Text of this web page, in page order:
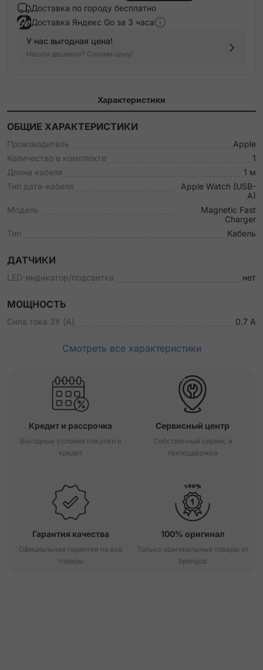
Доставка по городу бесплатно
Доставка Яндекс Go за 3 часа
У нас выгодная цена!
Нашли дешевле? Снизим цену!
Характеристики
ОБЩИЕ ХАРАКТЕРИСТИКИ
Производитель
Apple
Количество в комплекте
1
Длина кабеля
1 м
Тип дата-кабеля
Apple Watch (USB-
A)
Модель
Magnetic Fast
Charger
Тип
Кабель
ДАТЧИКИ
LED-индикатор/подсветка нет
МОЩНОСТЬ
Сила тока ЗУ (А) 0.7 А
Смотреть все характеристики
Кредит и рассрочка
Выгодные условия покупки в
кредит
Сервисный центр
Собственный сервис и
техподдержка
Гарантия качества
Официальная гарантия на все
товары
100% оригинал
Только оригинальные товары от
брендов